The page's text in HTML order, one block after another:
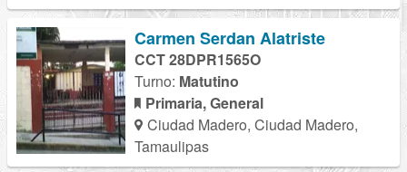
Carmen Serdan Alatriste
CCT 28DPR1565O
Turno: Matutino
Primaria, General
Ciudad Madero, Ciudad Madero,
Tamaulipas